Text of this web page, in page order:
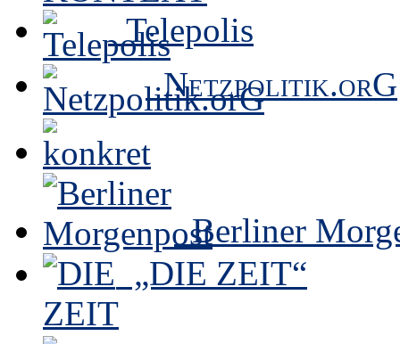
Telepolis
Netzpolitik.orG
Berliner
„DIE ZEIT“